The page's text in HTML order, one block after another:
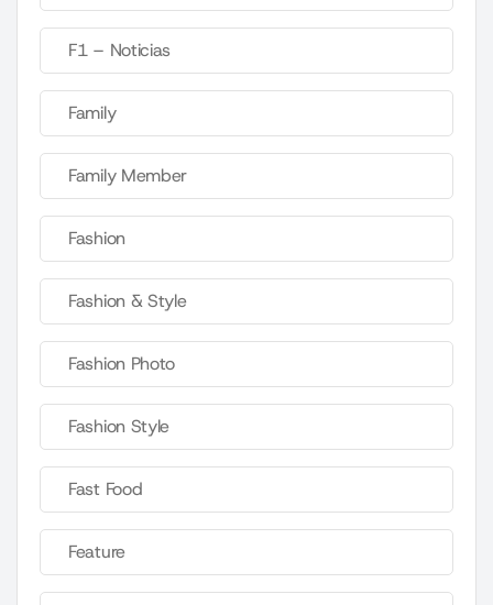
F1 – Noticias
Family
Family Member
Fashion
Fashion & Style
Fashion Photo
Fashion Style
Fast Food
Feature